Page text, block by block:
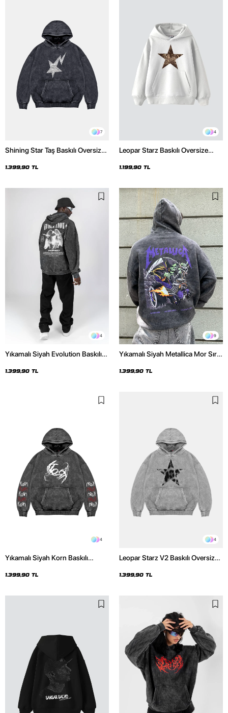
7
Shining Star Taş Baskılı Oversize
Hoodie
1.399,90 TL
4
Leopar Starz Baskılı Oversize
1.199,90 TL
4
Yıkamalı Siyah Evolution Baskılı
Hoodie
1.399,90 TL
9
Yıkamalı Siyah Metallica Mor Sırt
Hoodie
1.399,90 TL
4
Yıkamalı Siyah Korn Baskılı
1.399,90 TL
4
Leopar Starz V2 Baskılı Oversize
Hoodie
1.399,90 TL